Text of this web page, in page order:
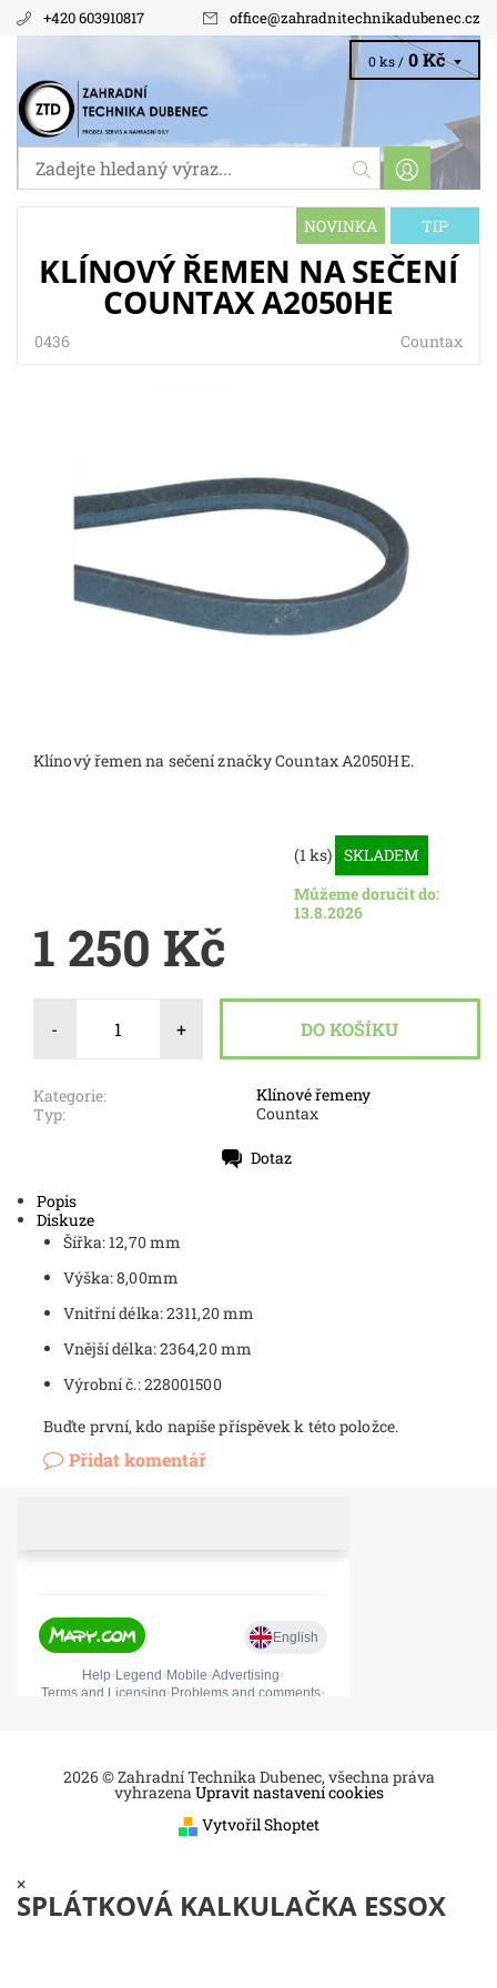
+420 603910817 office@zahradnitechnikadubenec.cz
0 ks / 0 Kč
NOVINKA TIP
KLÍNOVÝ ŘEMEN NA SEČENÍ
COUNTAX A2050HE
0436 Countax
Klínový řemen na sečení značky Countax A2050HE.
(1 ks) SKLADEM
Můžeme doručit do:
13.8.2026
1 250 Kč
- +
Kategorie:
Klínové řemeny
Typ:
Countax
Dotaz
Popis
Diskuze
Šířka: 12,70 mm
Výška: 8,00mm
Vnitřní délka: 2311,20 mm
Vnější délka: 2364,20 mm
Výrobní č.:228001500
Buďte první, kdo napíše příspěvek k této položce.
Přidat komentář
2026 © Zahradní Technika Dubenec, všechna práva
vyhrazenaUpravit nastavení cookies
Vytvořil Shoptet
×
SPLÁTKOVÁ KALKULAČKA ESSOX